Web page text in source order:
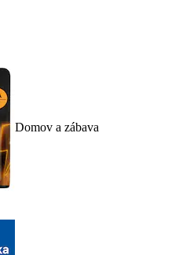
Domov a zábava